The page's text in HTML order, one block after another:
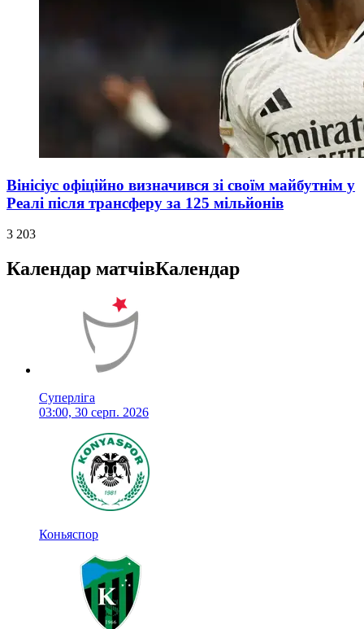
Вінісіус офіційно визначився зі своїм майбутнім у
Реалі після трансферу за 125 мільйонів
3 203
Календар матчівКалендар
Суперліга
03:00, 30 серп. 2026
Коньяспор